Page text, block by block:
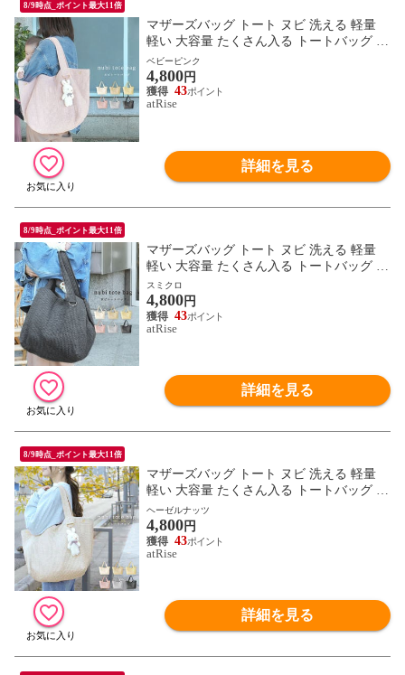
8/9時点_ポイント最大11倍
マザーズバッグ トート ヌビ 洗える 軽量
軽い 大容量 たくさん入る トートバッグ レ
ディース ファスナー付き マザーズバック
肩掛け 出産 通勤 a4 ヌビバッグ 韓国
ベビーピンク
4,800円
43
atRise
詳細を見る
8/9時点_ポイント最大11倍
マザーズバッグ トート ヌビ 洗える 軽量
軽い 大容量 たくさん入る トートバッグ レ
ディース ファスナー付き マザーズバック
肩掛け 出産 通勤 a4 ヌビバッグ 韓国
スミクロ
4,800円
43
atRise
詳細を見る
8/9時点_ポイント最大11倍
マザーズバッグ トート ヌビ 洗える 軽量
軽い 大容量 たくさん入る トートバッグ レ
ディース ファスナー付き マザーズバック
肩掛け 出産 通勤 a4 ヌビバッグ 韓国
ヘーゼルナッツ
4,800円
43
atRise
詳細を見る